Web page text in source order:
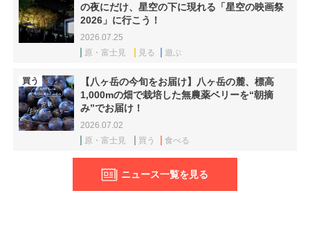
の夜にだけ、星空の下に現れる「星空の映画祭
2026」に行こう！
2026.07.25
原・富士見
見る 遊ぶ
買う
【八ヶ岳の今旬をお届け】八ヶ岳の麓、標高
1,000mの畑で栽培した無農薬ベリーを“朝摘
み”でお届け！
2026.07.02
原・富士見
買う 食べる
ニュース一覧を見る